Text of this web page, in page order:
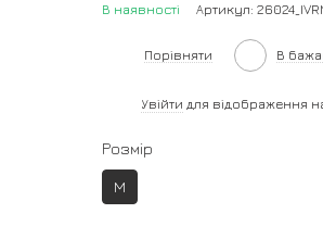
В наявності Артикул:
Порівняти В
Увійти для відображення
Розмір
M